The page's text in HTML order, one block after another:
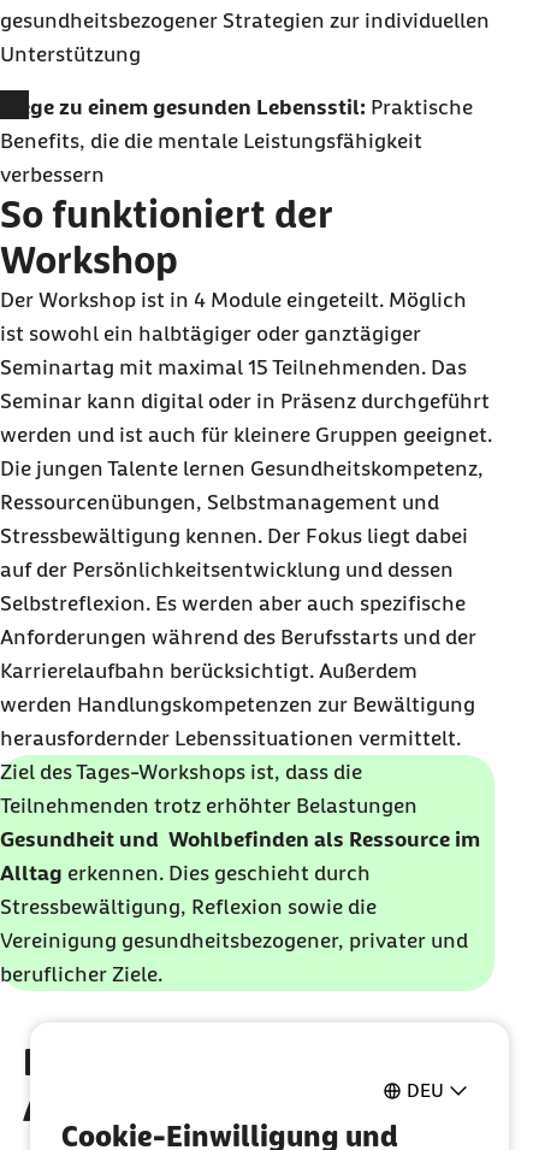
DEU
Cookie-Einwilligung und
gesundheitsbezogener Strategien zur individuellen
Unterstützung
Wege zu einem gesunden Lebensstil: Praktische
Benefits, die die mentale Leistungsfähigkeit
verbessern
So funktioniert der
Workshop
Der Workshop ist in 4 Module eingeteilt. Möglich
ist sowohl ein halbtägiger oder ganztägiger
Seminartag mit maximal 15 Teilnehmenden. Das
Seminar kann digital oder in Präsenz durchgeführt
werden und ist auch für kleinere Gruppen geeignet.
Die jungen Talente lernen Gesundheitskompetenz,
Ressourcenübungen, Selbstmanagement und
Stressbewältigung kennen. Der Fokus liegt dabei
auf der Persönlichkeitsentwicklung und dessen
Selbstreflexion. Es werden aber auch spezifische
Anforderungen während des Berufsstarts und der
Karrierelaufbahn berücksichtigt. Außerdem
werden Handlungskompetenzen zur Bewältigung
herausfordernder Lebenssituationen vermittelt.
Ziel des Tages-Workshops ist, dass die
Teilnehmenden trotz erhöhter Belastungen
Gesundheit und Wohlbefinden als Ressource im
Alltag erkennen. Dies geschieht durch
Stressbewältigung, Reflexion sowie die
Vereinigung gesundheitsbezogener, privater und
beruflicher Ziele.
In drei Schritten zum
Angebot